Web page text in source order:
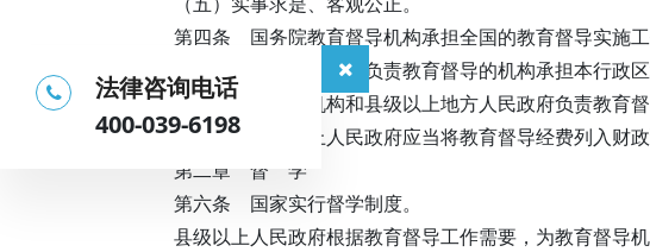
第四条 国务院教育督导机构承担全国的教育督导实施
县级以上地方人民政府负责教育督导的机构承担本行政
国务院教育督导机构和县级以上地方人民政府负责教育
第五条 县级以上人民政府应当将教育督导经费列入财政
第二章 督 学
第六条 国家实行督学制度。
县级以上人民政府根据教育督导工作需要，为教育督导
法律咨询电话
400-039-6198